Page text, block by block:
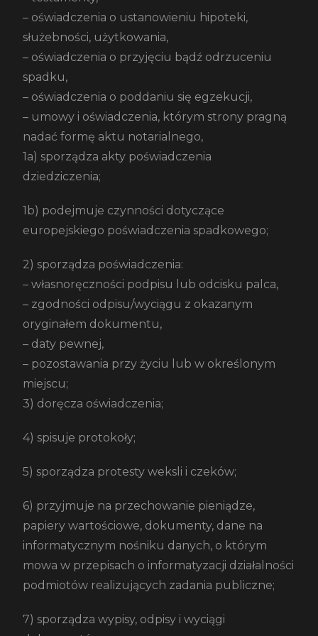
– oświadczenia o ustanowieniu hipoteki,
służebności, użytkowania,
– oświadczenia o przyjęciu bądź odrzuceniu
spadku,
– oświadczenia o poddaniu się egzekucji,
– umowy i oświadczenia, którym strony pragną
nadać formę aktu notarialnego,
1a) sporządza akty poświadczenia
dziedziczenia;
1b) podejmuje czynności dotyczące
europejskiego poświadczenia spadkowego;
2) sporządza poświadczenia:
– własnoręczności podpisu lub odcisku palca,
– zgodności odpisu/wyciągu z okazanym
oryginałem dokumentu,
– daty pewnej,
– pozostawania przy życiu lub w określonym
miejscu;
3) doręcza oświadczenia;
4) spisuje protokoły;
5) sporządza protesty weksli i czeków;
6) przyjmuje na przechowanie pieniądze,
papiery wartościowe, dokumenty, dane na
informatycznym nośniku danych, o którym
mowa w przepisach o informatyzacji działalności
podmiotów realizujących zadania publiczne;
7) sporządza wypisy, odpisy i wyciągi